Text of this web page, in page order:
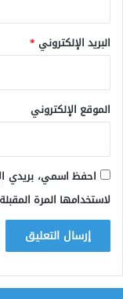
البريد الإلكتروني *
الموقع الإلكتروني
احفظ اسمي، بريدي
لاستخدامها المرة